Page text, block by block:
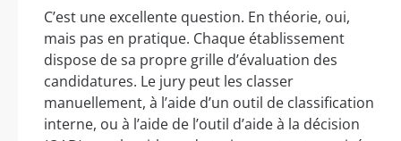
C’est une excellente question. En théorie, oui,
mais pas en pratique. Chaque établissement
dispose de sa propre grille d’évaluation des
candidatures. Le jury peut les classer
manuellement, à l’aide d’un outil de classification
interne, ou à l’aide de l’outil d’aide à la décision